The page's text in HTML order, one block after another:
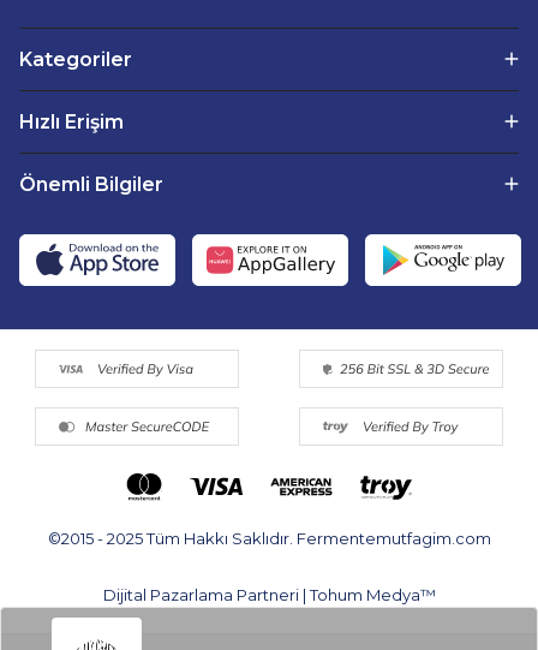
Kategoriler
Hızlı Erişim
Önemli Bilgiler
©2015 - 2025 Tüm Hakkı Saklıdır. Fermentemutfagim.com
Dijital Pazarlama Partneri | Tohum Medya™